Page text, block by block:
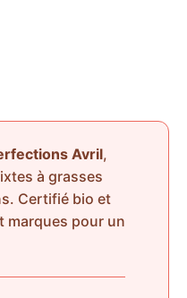
Avril,
à grasses
Certifié bio et
marques pour un